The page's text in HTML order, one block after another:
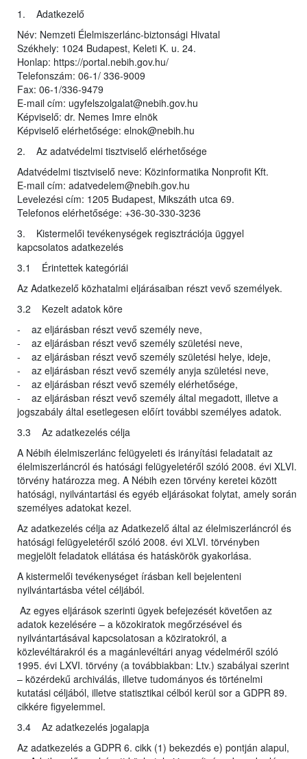
1. Adatkezelő
Név: Nemzeti Élelmiszerlánc-biztonsági Hivatal
Székhely: 1024 Budapest, Keleti K. u. 24.
Honlap: https://portal.nebih.gov.hu/
Telefonszám: 06-1/ 336-9009
Fax: 06-1/336-9479
E-mail cím: ugyfelszolgalat@nebih.gov.hu
Képviselő: dr. Nemes Imre elnök
Képviselő elérhetősége: elnok@nebih.hu
2. Az adatvédelmi tisztviselő elérhetősége
Adatvédelmi tisztviselő neve: Közinformatika Nonprofit Kft.
E-mail cím: adatvedelem@nebih.gov.hu
Levelezési cím: 1205 Budapest, Mikszáth utca 69.
Telefonos elérhetősége: +36-30-330-3236
3. Kistermelői tevékenységek regisztrációja üggyel
kapcsolatos adatkezelés
3.1 Érintettek kategóriái
Az Adatkezelő közhatalmi eljárásaiban részt vevő személyek.
3.2 Kezelt adatok köre
- az eljárásban részt vevő személy neve,
- az eljárásban részt vevő személy születési neve,
- az eljárásban részt vevő személy születési helye, ideje,
- az eljárásban részt vevő személy anyja születési neve,
- az eljárásban részt vevő személy elérhetősége,
- az eljárásban részt vevő személy által megadott, illetve a
jogszabály által esetlegesen előírt további személyes adatok.
3.3 Az adatkezelés célja
A Nébih élelmiszerlánc felügyeleti és irányítási feladatait az
élelmiszerláncról és hatósági felügyeletéről szóló 2008. évi XLVI.
törvény határozza meg. A Nébih ezen törvény keretei között
hatósági, nyilvántartási és egyéb eljárásokat folytat, amely során
személyes adatokat kezel.
Az adatkezelés célja az Adatkezelő által az élelmiszerláncról és
hatósági felügyeletéről szóló 2008. évi XLVI. törvényben
megjelölt feladatok ellátása és hatáskörök gyakorlása.
A kistermelői tevékenységet írásban kell bejelenteni
nyilvántartásba vétel céljából.
Az egyes eljárások szerinti ügyek befejezését követően az
adatok kezelésére – a közokiratok megőrzésével és
nyilvántartásával kapcsolatosan a köziratokról, a
közlevéltárakról és a magánlevéltári anyag védelméről szóló
1995. évi LXVI. törvény (a továbbiakban: Ltv.) szabályai szerint
– közérdekű archiválás, illetve tudományos és történelmi
kutatási céljából, illetve statisztikai célból kerül sor a GDPR 89.
cikkére figyelemmel.
3.4 Az adatkezelés jogalapja
Az adatkezelés a GDPR 6. cikk (1) bekezdés e) pontján alapul,